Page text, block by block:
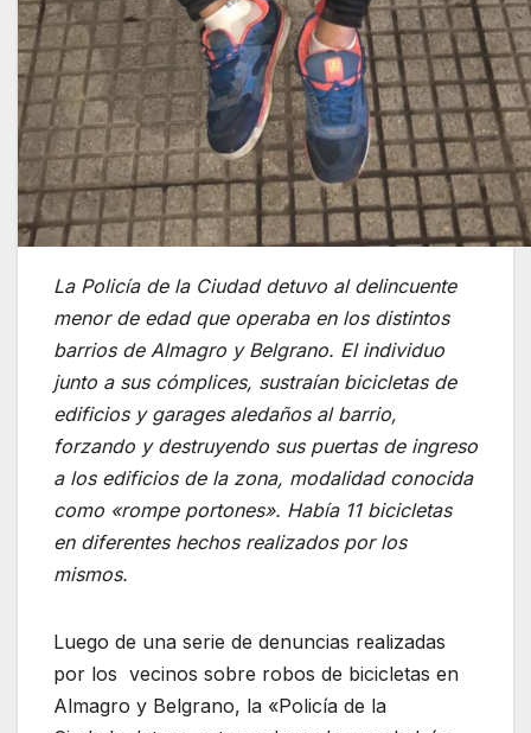
La Policía de la Ciudad detuvo al delincuente
menor de edad que operaba en los distintos
barrios de Almagro y Belgrano. El individuo
junto a sus cómplices, sustraían bicicletas de
edificios y garages aledaños al barrio,
forzando y destruyendo sus puertas de ingreso
a los edificios de la zona, modalidad conocida
como «rompe portones». Había 11 bicicletas
en diferentes hechos realizados por los
mismos.
Luego de una serie de denuncias realizadas
por los vecinos sobre robos de bicicletas en
Almagro y Belgrano, la «Policía de la